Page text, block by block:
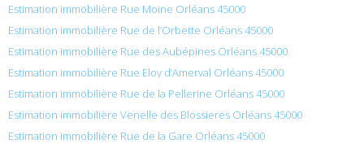
Estimation immobilière Rue Moine Orléans 45000
Estimation immobilière Rue de l’Orbette Orléans 45000
Estimation immobilière Rue des Aubépines Orléans 45000
Estimation immobilière Rue Eloy d’Amerval Orléans 45000
Estimation immobilière Rue de la Pellerine Orléans 45000
Estimation immobilière Venelle des Blossieres Orléans 45000
Estimation immobilière Rue de la Gare Orléans 45000